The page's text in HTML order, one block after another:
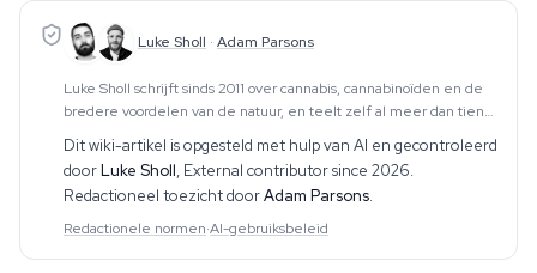
Luke Sholl · Adam Parsons
Luke Sholl schrijft sinds 2011 over cannabis, cannabinoïden en de
bredere voordelen van de natuur, en teelt zelf al meer dan tien
jaar cannabis in kweektenten thuis. Die praktische teeltervaring —
die de volledige cyclus
Dit wiki-artikel is opgesteld met hulp van AI en gecontroleerd
doorLuke Sholl, External contributor since 2026.
Redactioneel toezicht doorAdam Parsons.
Redactionele normen·AI-gebruiksbeleid